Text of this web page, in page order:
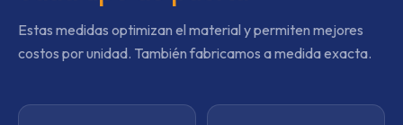
Estas medidas optimizan el material y permiten mejores
costos por unidad. También fabricamos a medida exacta.